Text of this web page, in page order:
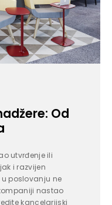
Od
utvrđenje ili
i razvijen
poslovanju ne
nastao
kancelarijski